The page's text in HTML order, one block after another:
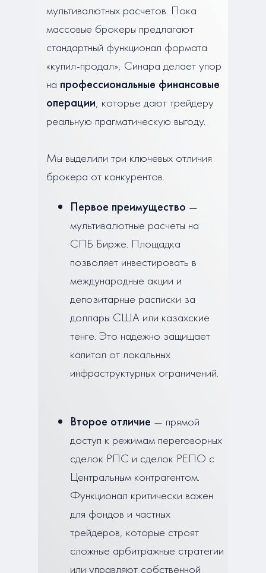
мультивалютных расчетов. Пока
массовые брокеры предлагают
стандартный функционал формата
«купил-продал», Синара делает упор
на профессиональные финансовые
операции, которые дают трейдеру
реальную прагматическую выгоду.
Мы выделили три ключевых отличия
брокера от конкурентов.
Первое преимущество —
мультивалютные расчеты на
СПБ Бирже. Площадка
позволяет инвестировать в
международные акции и
депозитарные расписки за
доллары США или казахские
тенге. Это надежно защищает
капитал от локальных
инфраструктурных ограничений.
Второе отличие — прямой
доступ к режимам переговорных
сделок РПС и сделок РЕПО с
Центральным контрагентом.
Функционал критически важен
для фондов и частных
трейдеров, которые строят
сложные арбитражные стратегии
или управляют собственной